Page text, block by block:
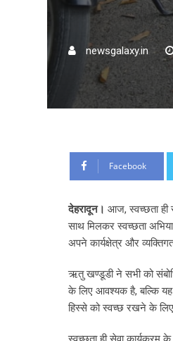
newsgalaxy.in
Facebook
देहरादून। आज, स्वच्छता ही
साथ मिलकर स्वच्छता
अपने कार्यक्षेत्र और
ऋतु खण्डूडी ने सभी को
के लिए आवश्यक है, बल्कि यह
हिस्से को स्वच्छ रखने के